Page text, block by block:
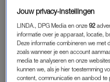
YARA EN JOOP
Toen Yara ruim een halfjaar
wonen, besloot ze zich aan
weg van mijn eigen familie
over en vind het geweldig
dacht: waarom niet?”
Jouw privacy-instellingen
LINDA., DPG Media en onze92
informatie over je apparaat, locatie,
Deze informatie combineren we met
zoals wanneer je een account
media te analyseren en onze
kunnen we, als je hier toestemming
content, communicatie en aanbod te